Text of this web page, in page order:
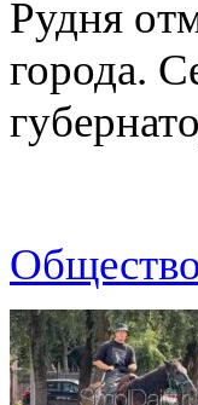
Рудня
города.
Общество